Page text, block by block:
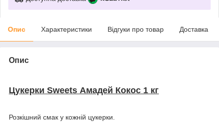
Опис Характеристики Відгуки про товар Доставка
Опис
Цукерки Sweets Амадей Кокос 1 кг
Розкішний смак у кожній цукерки.